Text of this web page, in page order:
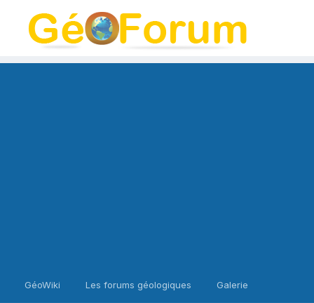
GéoWiki Les forums géologiques Galerie